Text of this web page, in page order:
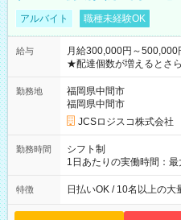
アルバイト 職種未経験OK
給与
月給300,000円～500,000
★配達個数が増えるとさ
ど！ ・主要都市エリア 月収55万円／週5日稼働 月収65万~112
万円／週6日稼働 ・地方郊外エリア 月収40万円／週5日稼働 月
収40万円~50万円／週6日稼働 ＜モデルイメージ＞ ■
円 (27歳男性/江東区在住
(日休み) ■月収80万円(43歳男性/墨田区在住)※元営業 1日200個
勤務地
福岡県中間市
福岡県中間市
JCSロジスコ株式会社
勤務時間
シフト制
1日あたりの実働時間：
働8時間） ※週5日勤務（
によって時間外での勤務
特徴 日払いOK / 10名以上の大